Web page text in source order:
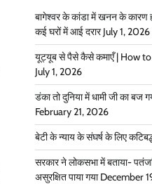
बागेश्वर के कांडा में खनन के कारण
कई घरों में आई दरार July 1, 2026
यूट्यूब से पैसे कैसे कमाएँ | How
July 1, 2026
डंका तो दुनिया में धामी जी का बज
February 21, 2026
बेटी के न्याय के संघर्ष के लिए
सरकार ने लोकसभा में बताया-
असुरक्षित पाया गया December